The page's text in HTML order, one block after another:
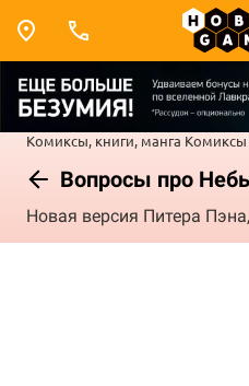
Комиксы, книги, манга Комиксы
Вопросы про
Новая версия Питера